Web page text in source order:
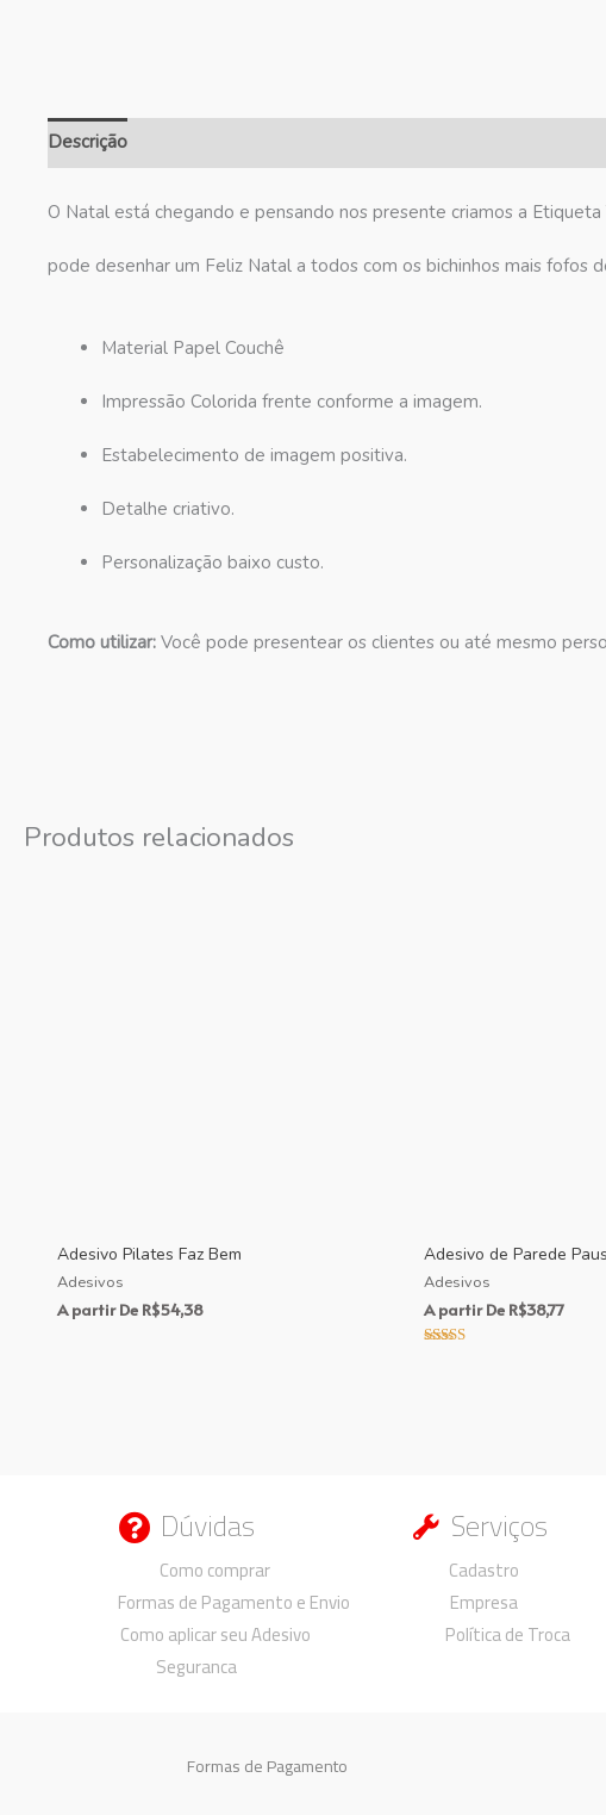
Descrição
O Natal está chegando e pensando nos presente criamos a
pode desenhar um Feliz Natal a todos com os bichinhos mais fofos
Material Papel Couchê
Impressão Colorida frente conforme a imagem.
Estabelecimento de imagem positiva.
Detalhe criativo.
Personalização baixo custo.
Como utilizar: Você pode presentear os clientes ou até mesmo
Produtos relacionados
Adesivo Pilates Faz Bem
Adesivos
A partir De R$54,38
Adesivo de Parede
Adesivos
A partir De R$38,77
Duvidas
Dúvidas
Como comprar
Formas de Pagamento e Envio
Como aplicar seu Adesivo
Seguranca
Duvidas
Serviços
Cadastro
Empresa
Política de Troca
Formas de Pagamento